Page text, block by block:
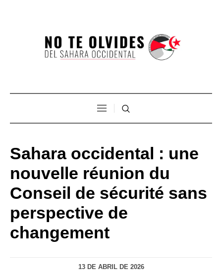
Sahara occidental : une
nouvelle réunion du
Conseil de sécurité sans
perspective de
changement
13 DE ABRIL DE 2026